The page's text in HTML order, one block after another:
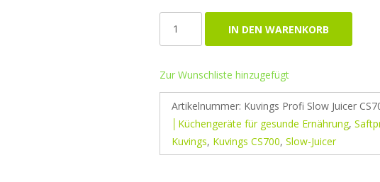
Juicer
CS700
Menge
IN DEN WARENKORB
Zur Wunschliste hinzugefügt
Artikelnummer: Kuvings Profi Slow Juicer
│Küchengeräte für gesunde Ernährung,
Kuvings, Kuvings CS700, Slow-Juicer